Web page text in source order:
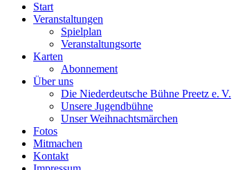
Start
Veranstaltungen
Spielplan
Veranstaltungsorte
Karten
Abonnement
Über uns
Die Niederdeutsche Bühne Preetz e. V.
Unsere Jugendbühne
Unser Weihnachtsmärchen
Fotos
Mitmachen
Kontakt